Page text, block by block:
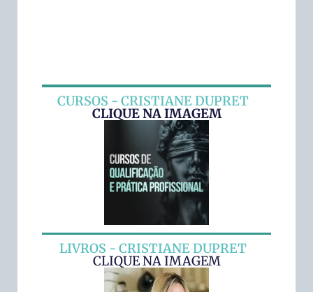
CURSOS - CRISTIANE DUPRET
CLIQUE NA IMAGEM
LIVROS - CRISTIANE DUPRET
CLIQUE NA IMAGEM